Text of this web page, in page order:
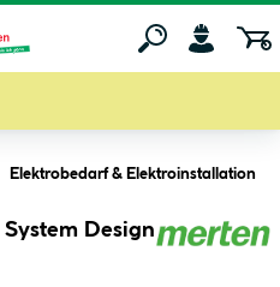
Elektrobedarf & Elektroinstallation
Design